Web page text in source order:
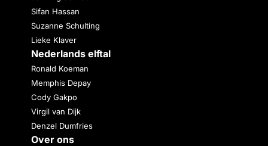
Sifan Hassan
Suzanne Schulting
Lieke Klaver
Nederlands elftal
Ronald Koeman
Memphis Depay
Cody Gakpo
Virgil van Dijk
Denzel Dumfries
Over ons